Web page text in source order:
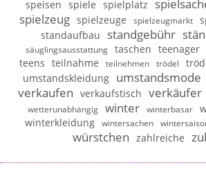
speisen spiele spielplatz
spielzeug spielzeuge spielzeugmarkt
standaufbau standgebühr
säuglingsausstattung taschen teenager
teens teilnahme teilnehmen trödel
umstandskleidung umstandsmode
verkaufen verkaufstisch verkäufer
wetterunabhängig winter winterbasar
winterkleidung
wintersachen
würstchen zahlreiche